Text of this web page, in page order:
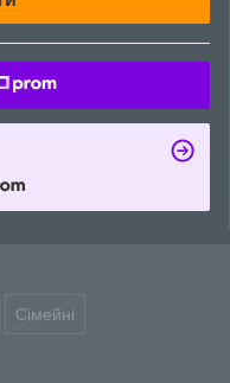
Сімейні